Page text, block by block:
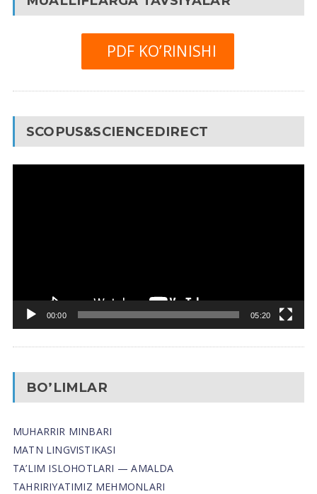
PDF KO’RINISHI
SCOPUS&SCIENCEDIRECT
00:00 05:20
BO’LIMLAR
MUHARRIR MINBARI
MATN LINGVISTIKASI
TA’LIM ISLOHOTLARI — AMALDA
TAHRIRIYATIMIZ MEHMONLARI